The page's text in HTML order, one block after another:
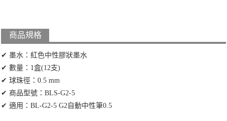
商品規格
✔ 墨水：紅色中性膠狀墨水
✔ 數量：1盒(12支)
✔ 球珠徑：0.5 mm
✔ 商品型號：BLS-G2-5
✔ 適用：BL-G2-5 G2自動中性筆0.5